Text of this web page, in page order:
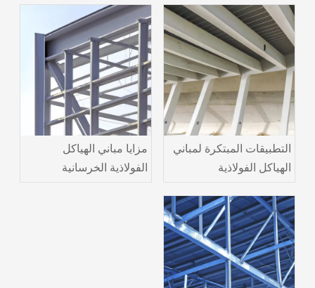
التطبيقات المبتكرة لمباني
الهياكل الفولاذية
الحديثة
مزايا مباني الهياكل
الفولاذية الخرسانية